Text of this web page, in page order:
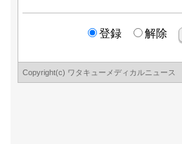
9.個人情報の安全管理措置について
取得した個人情報の漏洩、滅失また
その他個人情報の安全管理のために
このサイトは、(Secure Socket
じています。